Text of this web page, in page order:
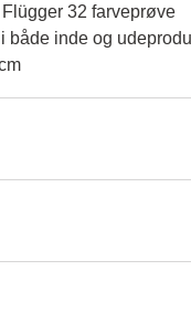
32 farveprøve
både inde og